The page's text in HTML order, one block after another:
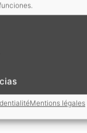
Mentions légales